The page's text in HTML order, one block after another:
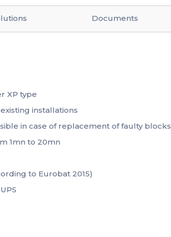
Documents
XP type
installations
in case of replacement of faulty blocks
1mn to 20mn
to Eurobat 2015)